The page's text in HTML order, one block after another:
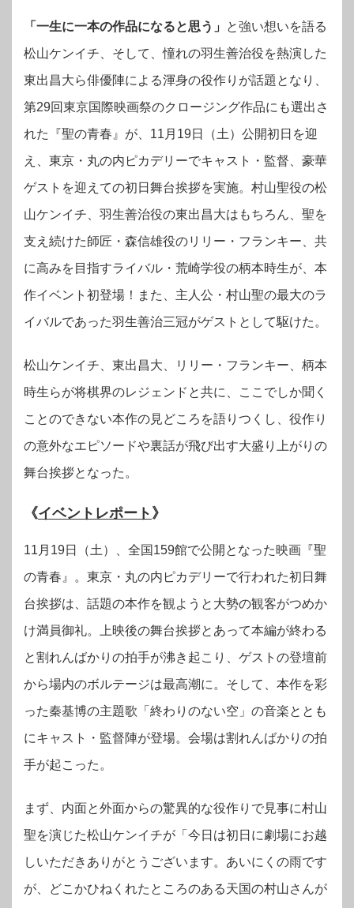
「一生に一本の作品になると思う」
と強い想いを語る
松山ケンイチ、そして、憧れの羽生善治役を熱演した
東出昌大ら俳優陣による渾身の役作りが話題となり、
第29回東京国際映画祭のクロージング作品にも選出さ
れた『聖の青春』が、11月19日（土）公開初日を迎
え、東京・丸の内ピカデリーでキャスト・監督、豪華
ゲストを迎えての初日舞台挨拶を実施。村山聖役の松
山ケンイチ、羽生善治役の東出昌大はもちろん、聖を
支え続けた師匠・森信雄役のリリー・フランキー、共
に高みを目指すライバル・荒崎学役の柄本時生が、本
作イベント初登場！また、主人公・村山聖の最大のラ
イバルであった羽生善治三冠がゲストとして駆けた。
松山ケンイチ、東出昌大、リリー・フランキー、柄本
時生らが将棋界のレジェンドと共に、ここでしか聞く
ことのできない本作の見どころを語りつくし、役作り
の意外なエピソードや裏話が飛び出す大盛り上がりの
舞台挨拶となった。
《イベントレポート 》
11月19日（土）、全国159館で公開となった映画『聖
の青春』。 東京・丸の内ピカデリーで行われた初日舞
台挨拶は、話題の本作を観ようと大勢の観客がつめか
け満員御礼。上映後の舞台挨拶とあって本編が終わる
と割れんばかりの拍手が沸き起こり、ゲストの登壇前
から場内のボルテージは最高潮に。そして、本作を彩
った秦基博の主題歌「終わりのない空」の音楽ととも
にキャスト・監督陣が登場。会場は割れんばかりの拍
手が起こった。
まず、内面と外面からの驚異的な役作りで見事に村山
聖を演じた松山ケンイチが「今日は初日に劇場にお越
しいただきありがとうございます。あいにくの雨です
が、どこかひねくれたところのある天国の村山さんが